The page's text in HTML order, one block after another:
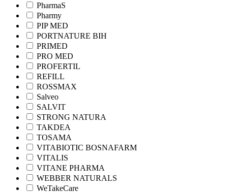
PharmaS
Pharmy
PIP MED
PORTNATURE BIH
PRIMED
PRO MED
PROFERTIL
REFILL
ROSSMAX
Salveo
SALVIT
STRONG NATURA
TAKDEA
TOSAMA
VITABIOTIC BOSNAFARM
VITALIS
VITANE PHARMA
WEBBER NATURALS
WeTakeCare